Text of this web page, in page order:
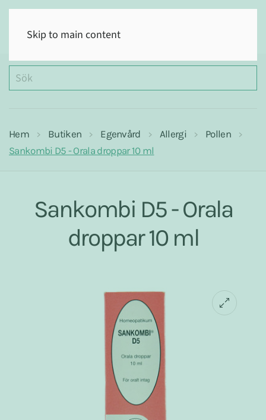
Skip to main content
Hem Butiken Egenvård Allergi
Pollen
Sankombi D5 - Orala droppar 10 ml
Sankombi D5 - Orala
droppar 10 ml